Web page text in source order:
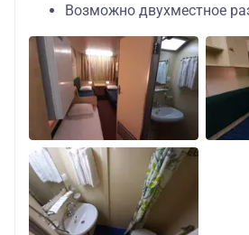
Возможно двухместное